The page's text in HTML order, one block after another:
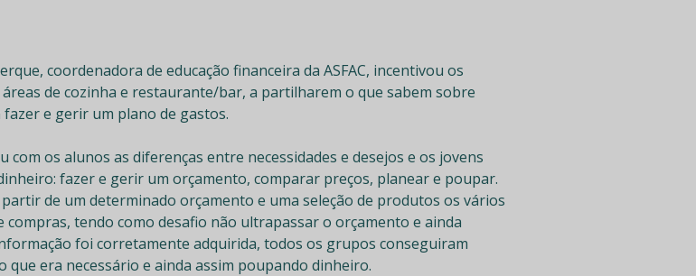
coordenadora de educação financeira da ASFAC, incentivou os
de cozinha e restaurante/bar, a partilharem o que sabem sobre
e gerir um plano de gastos.
os alunos as diferenças entre necessidades e desejos e os jovens
fazer e gerir um orçamento, comparar preços, planear e poupar.
de um determinado orçamento e uma seleção de produtos os vários
tendo como desafio não ultrapassar o orçamento e ainda
foi corretamente adquirida, todos os grupos conseguiram
era necessário e ainda assim poupando dinheiro.